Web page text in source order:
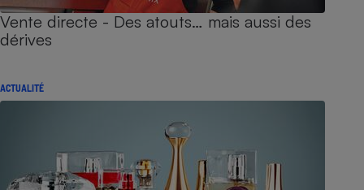
Vente directe - Des atouts… mais aussi des
dérives
ACTUALITÉ